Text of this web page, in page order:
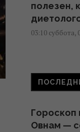
полезен,
03:10 суббота,
02:56 суббота,
Гороскоп
Овнам —